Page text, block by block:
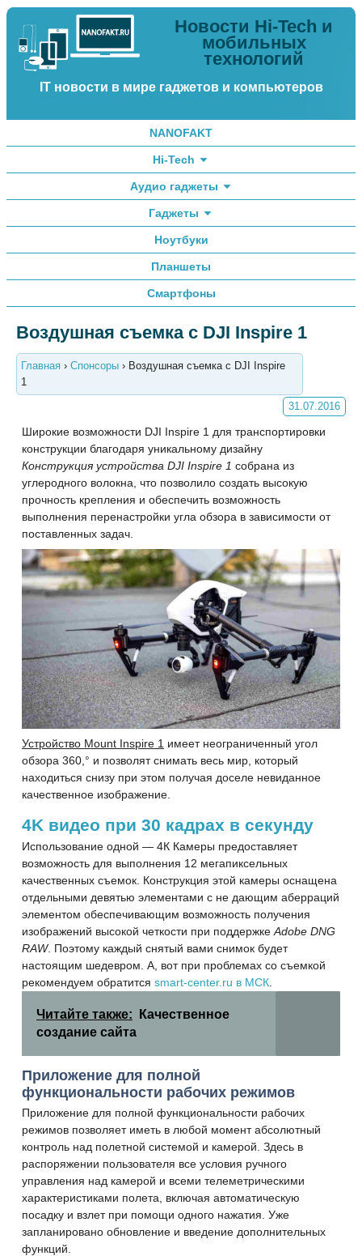
Новости Hi-Tech и
мобильных
технологий
IT новости в мире гаджетов и компьютеров
NANOFAKT
Hi-Tech
Аудио гаджеты
Гаджеты
Ноутбуки
Планшеты
Смартфоны
Воздушная съемка с DJI Inspire 1
Главная › Спонсоры › Воздушная съемка с DJI Inspire
1
31.07.2016
Широкие возможности DJI Inspire 1 для транспортировки
конструкции благодаря уникальному дизайну
Конструкция устройства DJI Inspire 1 собрана из
углеродного волокна, что позволило создать высокую
прочность крепления и обеспечить возможность
выполнения перенастройки угла обзора в зависимости от
поставленных задач.
Устройство Mount Inspire 1 имеет неограниченный угол
обзора 360,° и позволят снимать весь мир, который
находиться снизу при этом получая доселе невиданное
качественное изображение.
4K видео при 30 кадрах в секунду
Использование одной — 4К Камеры предоставляет
возможность для выполнения 12 мегапиксельных
качественных съемок. Конструкция этой камеры оснащена
отдельными девятью элементами с не дающим аберраций
элементом обеспечивающим возможность получения
изображений высокой четкости при поддержке Adobe DNG
RAW. Поэтому каждый снятый вами снимок будет
настоящим шедевром. А, вот при проблемах со съемкой
рекомендуем обратится smart-center.ru в МСК
Читайте также:
Качественное
создание сайта
Приложение для полной
функциональности рабочих режимов
Приложение для полной функциональности рабочих
режимов позволяет иметь в любой момент абсолютный
контроль над полетной системой и камерой. Здесь в
распоряжении пользователя все условия ручного
управления над камерой и всеми телеметрическими
характеристиками полета, включая автоматическую
посадку и взлет при помощи одного нажатия. Уже
запланировано обновление и введение дополнительных
функций.